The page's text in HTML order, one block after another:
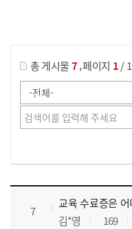
총 게시물7,페이지 1/ 1
교육전반 목록 으로 번호, 제목, 작성자, 조회수, 등록 일로 나열 되고 있습니다.
7
교육 수료증은
김*영 169